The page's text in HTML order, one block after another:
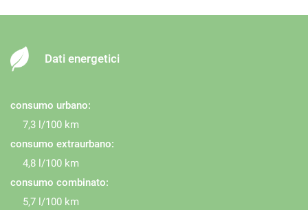
Volante multifunzione
Dati energetici
consumo urbano:
7,3 l/100 km
consumo extraurbano:
4,8 l/100 km
consumo combinato:
5,7 l/100 km